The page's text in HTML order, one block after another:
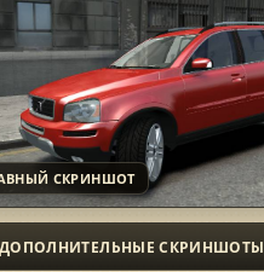
СКРИНШОТ
ДОПОЛНИТЕЛЬНЫЕ СКРИНШОТЫ